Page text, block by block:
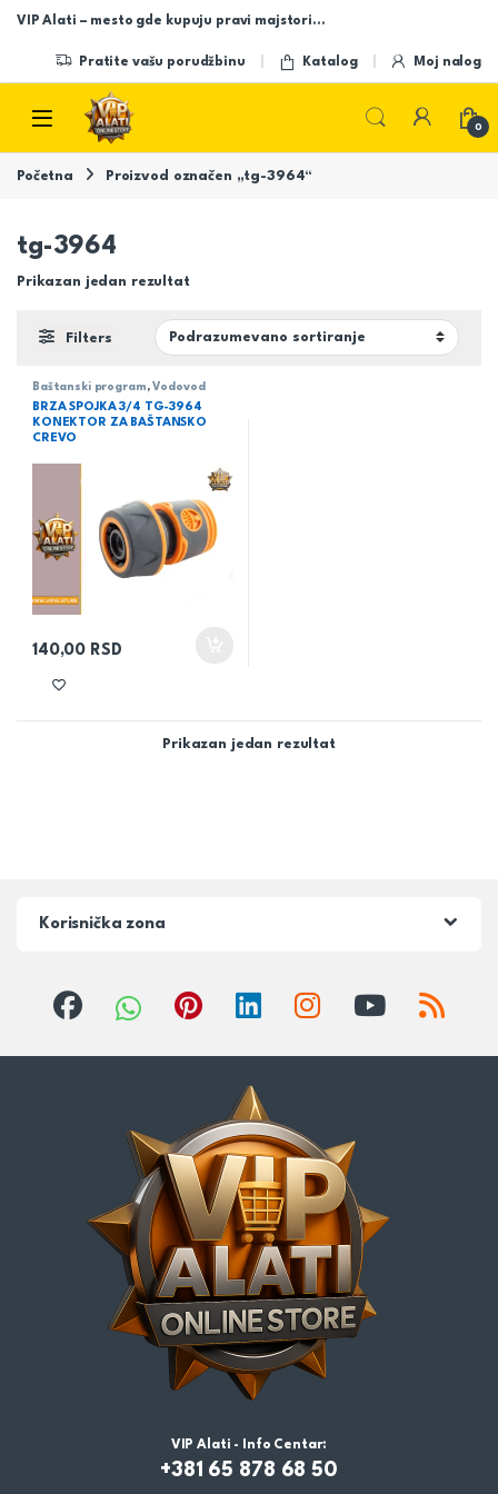
Skip to navigation
Skip to content
VIP Alati – mesto gde kupuju pravi majstori…
Pratite vašu porudžbinu Katalog Moj nalog
Open
0
Početna Proizvod označen „tg-3964“
tg-3964
Prikazan jedan rezultat
Filters
Baštanski program ,Vodovod
BRZA SPOJKA 3/4 TG-3964
KONEKTOR ZA BAŠTANSKO
CREVO
140,00 RSD
Prikazan jedan rezultat
Korisnička zona
VIP Alati - Info Centar:
+381 65 878 68 50